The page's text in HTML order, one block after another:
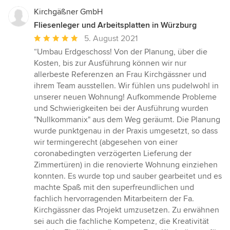
Kirchgäßner GmbH
Fliesenleger und Arbeitsplatten in Würzburg
Durchschnittliche
Bewertung:
5
von
5
Sternen
5. August 2021
“Umbau Erdgeschoss! Von der Planung, über die
Kosten, bis zur Ausführung können wir nur
allerbeste Referenzen an Frau Kirchgässner und
ihrem Team ausstellen. Wir fühlen uns pudelwohl in
unserer neuen Wohnung! Aufkommende Probleme
und Schwierigkeiten bei der Ausführung wurden
"Nullkommanix" aus dem Weg geräumt. Die Planung
wurde punktgenau in der Praxis umgesetzt, so dass
wir termingerecht (abgesehen von einer
coronabedingten verzögerten Lieferung der
Zimmertüren) in die renovierte Wohnung einziehen
konnten. Es wurde top und sauber gearbeitet und es
machte Spaß mit den superfreundlichen und
fachlich hervorragenden Mitarbeitern der Fa.
Kirchgässner das Projekt umzusetzen. Zu erwähnen
sei auch die fachliche Kompetenz, die Kreativität